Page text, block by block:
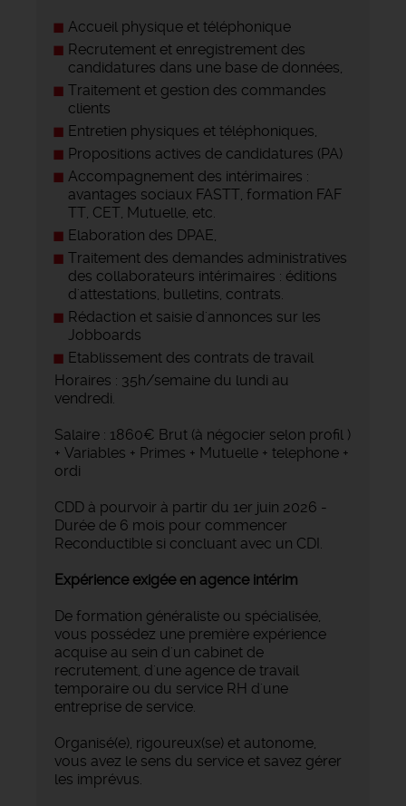
Accueil physique et téléphonique
Recrutement et enregistrement des
candidatures dans une base de données,
Traitement et gestion des commandes
clients
Entretien physiques et téléphoniques,
Propositions actives de candidatures (PA)
Accompagnement des intérimaires :
avantages sociaux FASTT, formation FAF
TT, CET, Mutuelle, etc.
Elaboration des DPAE,
Traitement des demandes administratives
des collaborateurs intérimaires : éditions
d'attestations, bulletins, contrats.
Rédaction et saisie d'annonces sur les
Jobboards
Etablissement des contrats de travail
Horaires : 35h/semaine du lundi au
vendredi.
Salaire : 1860€ Brut (à négocier selon profil )
+ Variables + Primes + Mutuelle + telephone +
ordi
CDD à pourvoir à partir du 1er juin 2026 -
Durée de 6 mois pour commencer
Reconductible si concluant avec un CDI.
Expérience exigée en agence intérim
De formation généraliste ou spécialisée,
vous possédez une première expérience
acquise au sein d'un cabinet de
recrutement, d'une agence de travail
temporaire ou du service RH d'une
entreprise de service.
Organisé(e), rigoureux(se) et autonome,
vous avez le sens du service et savez gérer
les imprévus.